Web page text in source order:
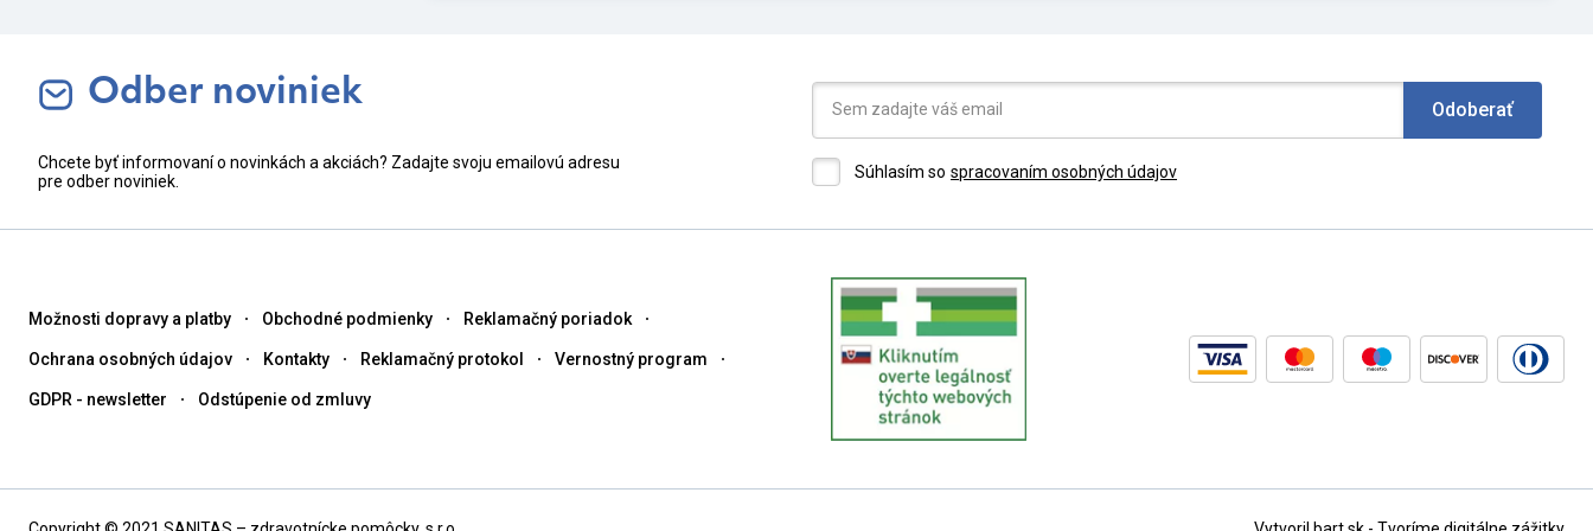
Odber noviniek
Chcete byť informovaní o novinkách a akciách? Zadajte svoju emailovú adresu
pre odber noviniek.
Odoberať
Súhlasím so spracovaním osobných údajov
Možnosti dopravy a platby Obchodné podmienky Reklamačný poriadok
Ochrana osobných údajov Kontakty Reklamačný protokol Vernostný program
GDPR - newsletter Odstúpenie od zmluvy